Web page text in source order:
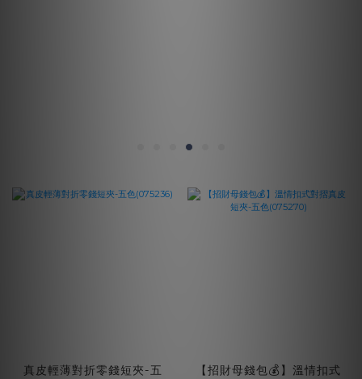
真皮輕薄對折零錢短夾-五
【招財母錢包💰】溫情扣式